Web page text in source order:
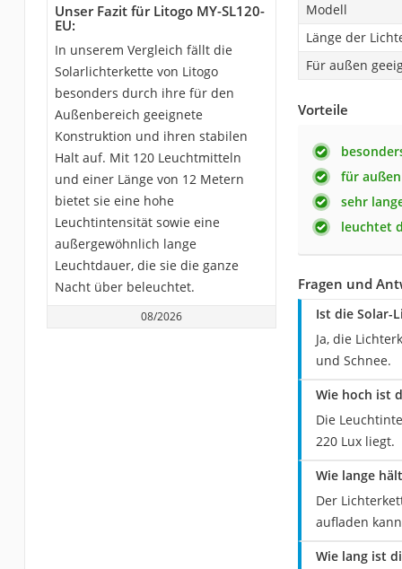
Unser Fazit für Litogo ‎MY-SL120-
EU:
In unserem Vergleich fällt die
Solarlichterkette von Litogo
besonders durch ihre für den
Außenbereich geeignete
Konstruktion und ihren stabilen
Halt auf. Mit 120 Leuchtmitteln
und einer Länge von 12 Metern
bietet sie eine hohe
Leuchtintensität sowie eine
außergewöhnlich lange
Leuchtdauer, die sie die ganze
Nacht über beleuchtet.
08/2026
Modell
Länge der
Für außen
Vorteile
für
sehr
leuchtet
Fragen und
Ist die Solar-
Ja, die
und Schnee.
Wie hoch ist
Die
220 Lux liegt.
Wie lange
Der
aufladen
Wie lang ist